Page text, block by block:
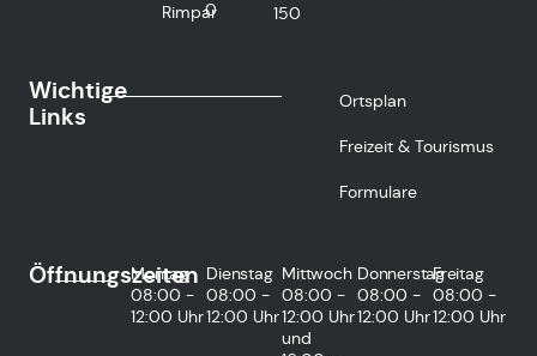
Rimpar
0
150
Wichtige
Links
Ortsplan
Freizeit & Tourismus
Formulare
Öffnungszeiten
Montag
08:00 -
12:00 Uhr
Dienstag
08:00 -
12:00 Uhr
Mittwoch
08:00 -
12:00 Uhr
und
Donnerstag
08:00 -
12:00 Uhr
Freitag
08:00 -
12:00 Uhr